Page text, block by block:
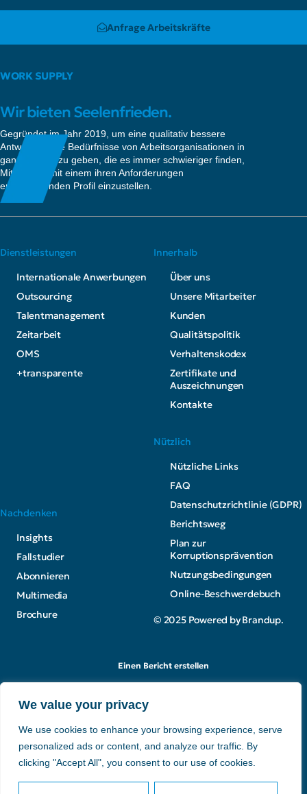
We value your privacy
We use cookies to enhance your browsing experience, serve
personalized ads or content, and analyze our traffic. By
clicking "Accept All", you consent to our use of cookies.
Anfrage Arbeitskräfte
WORK SUPPLY
Wir bieten Seelenfrieden.
Gegründet im Jahr 2019, um eine qualitativ bessere
Antwort auf die Bedürfnisse von Arbeitsorganisationen in
ganz Europa zu geben, die es immer schwieriger finden,
Mitarbeiter mit einem ihren Anforderungen
entsprechenden Profil einzustellen.
Dienstleistungen
Internationale Anwerbungen
Outsourcing
Talentmanagement
Zeitarbeit
OMS
+transparente
Innerhalb
Über uns
Unsere Mitarbeiter
Kunden
Qualitätspolitik
Verhaltenskodex
Zertifikate und
Auszeichnungen
Kontakte
Nachdenken
Insights
Fallstudier
Abonnieren
Multimedia
Brochure
Nützlich
Nützliche Links
FAQ
Datenschutzrichtlinie (GDPR)
Berichtsweg
Plan zur
Korruptionsprävention
Nutzungsbedingungen
Online-Beschwerdebuch
© 2025 Powered by Brandup.
Einen Bericht erstellen